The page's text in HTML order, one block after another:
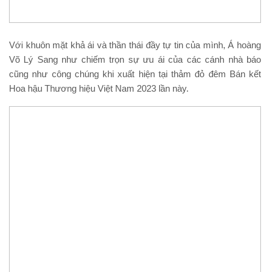
Với khuôn mặt khả ái và thần thái đầy tự tin của mình, Á hoàng
Võ Lý Sang như chiếm trọn sự ưu ái của các cánh nhà báo
cũng như công chúng khi xuất hiện tại thảm đỏ đêm Bán kết
Hoa hậu Thương hiệu Việt Nam 2023 lần này.